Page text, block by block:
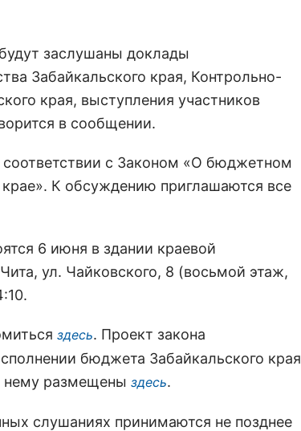
заслушаны доклады
Забайкальского края, Контрольно-
края, выступления участников
в сообщении.
с Законом «О бюджетном
К обсуждению приглашаются все
6 июня в здании краевой
ул. Чайковского, 8 (восьмой этаж,
здесь. Проект закона
бюджета Забайкальского края
нему размещены здесь.
слушаниях принимаются не позднее